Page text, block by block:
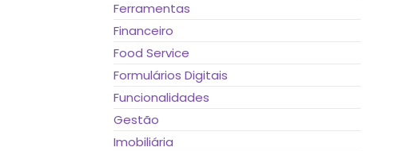
Ferramentas
Financeiro
Food Service
Formulários Digitais
Funcionalidades
Gestão
Imobiliária